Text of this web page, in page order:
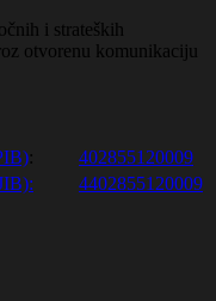
i strateških
otvorenu komunikaciju
:
402855120009
4402855120009